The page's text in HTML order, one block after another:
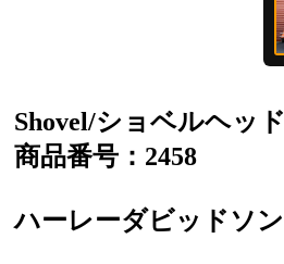
Shovel/ショベルヘッド
商品番号：2458
ハーレーダビッドソン